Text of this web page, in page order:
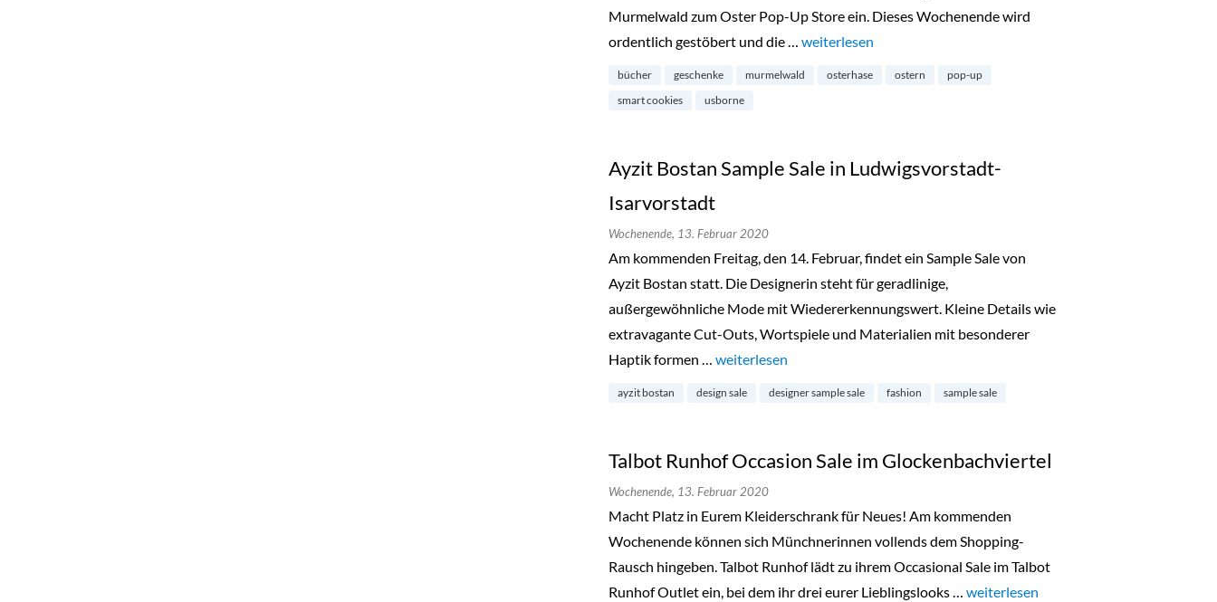
Murmelwald zum Oster Pop-Up Store ein. Dieses Wochenende wird
ordentlich gestöbert und die … „Oster Pop-Up Store für junge Leseratten in Maxvorstadt“
weiterlesen
bücher geschenke murmelwald osterhase ostern
pop-up
smart cookies
usborne
Ayzit Bostan Sample Sale in Ludwigsvorstadt-
Isarvorstadt
Wochenende, 13. Februar 2020
Am kommenden Freitag, den 14. Februar, findet ein Sample Sale von
Ayzit Bostan statt. Die Designerin steht für geradlinige,
außergewöhnliche Mode mit Wiedererkennungswert. Kleine Details wie
extravagante Cut-Outs, Wortspiele und Materialien mit besonderer
Haptik formen … „Ayzit Bostan Sample Sale in Ludwigsvorstadt-Isarvorstadt“
weiterlesen
ayzit bostan design sale designer sample sale fashion sample sale
Talbot Runhof Occasion Sale im Glockenbachviertel
Wochenende, 13. Februar 2020
Macht Platz in Eurem Kleiderschrank für Neues! Am kommenden
Wochenende können sich Münchnerinnen vollends dem Shopping-
Rausch hingeben. Talbot Runhof lädt zu ihrem Occasional Sale im Talbot
Runhof Outlet ein, bei dem ihr drei eurer Lieblingslooks … „Talbot Runhof Occasion Sale im
weiterlesen